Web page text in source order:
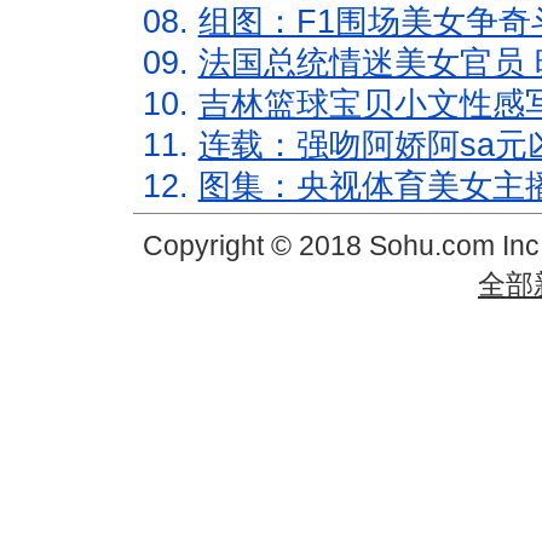
08. 组图：F1围场美女争
09. 法国总统情迷美女官员
10. 吉林篮球宝贝小文性感
11. 连载：强吻阿娇阿sa元
12. 图集：央视体育美女主
Copyright © 2018 Sohu.com
全部